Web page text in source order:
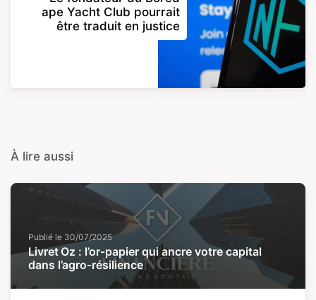
ape Yacht Club pourrait
être traduit en justice
À lire aussi
Publié le 30/07/2025
Livret Oz : l’or‑papier qui ancre votre capital
dans l’agro‑résilience